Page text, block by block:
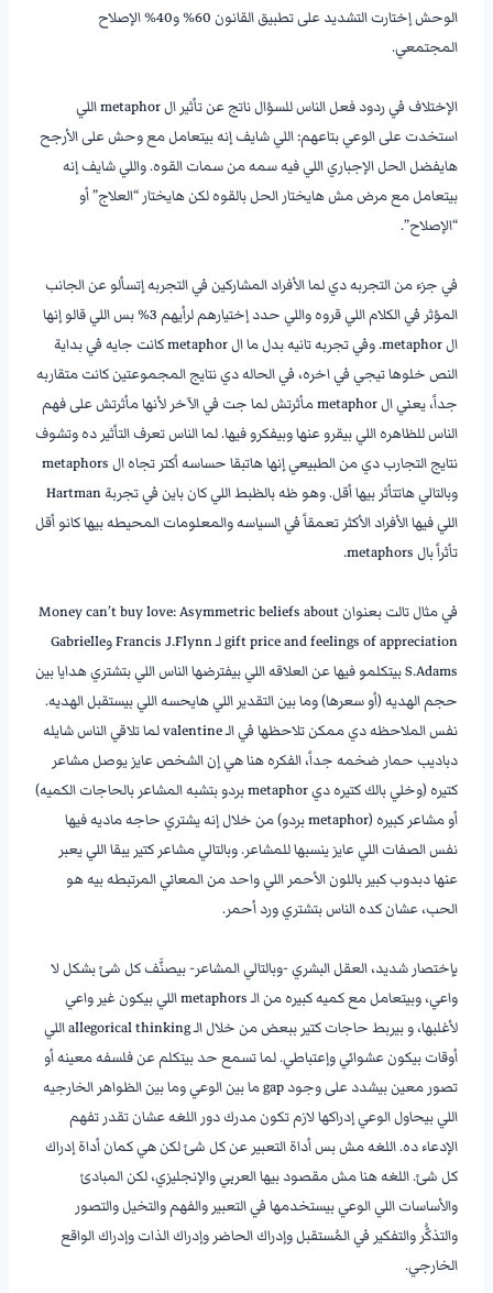
الوحش إختارت التشديد على تطبيق القانون 60% و40% الإصلاح
المجتمعي.
الإختلاف في ردود فعل الناس للسؤال ناتج عن تأثير ال metaphor اللي
استخدت على الوعي بتاعهم: اللي شايف إنه بيتعامل مع وحش على الأرجح
هايفضل الحل الإجباري اللي فيه سمه من سمات القوه. واللي شايف إنه
بيتعامل مع مرض مش هايختار الحل بالقوه لكن هايختار “العلاج” أو
“الإصلاح”.
في جزء من التجربه دي لما الأفراد المشاركين في التجربه إتسألو عن الجانب
المؤثر في الكلام اللي قروه واللي حدد إختيارهم لرأيهم 3% بس اللي قالو إنها
ال metaphor. وفي تجربه تانيه بدل ما ال metaphor كانت جايه في بداية
النص خلوها تيجي في اخره، في الحاله دي نتايج المجموعتين كانت متقاربه
جداً، يعني ال metaphor مأثرتش لما جت في الآخر لأنها مأثرتش على فهم
الناس للظاهره اللي بيقرو عنها وبيفكرو فيها. لما الناس تعرف التأثير ده وتشوف
نتايج التجارب دي من الطبيعي إنها هاتبقا حساسه أكتر تجاه ال metaphors
وبالتالي هاتتأثر بيها أقل. وهو ظه بالظبط اللي كان باين في تجربة Hartman
اللي فيها الأفراد الأكثر تعمقاً في السياسه والمعلومات المحيطه بيها كانو أقل
تأثراً بال metaphors.
في مثال تالت بعنوان Money can’t buy love: Asymmetric beliefs about
gift price and feelings of appreciation لـ Francis J.Flynn وGabrielle
S.Adams بيتكلمو فيها عن العلاقه اللي بيفترضها الناس اللي بتشتري هدايا بين
حجم الهديه (أو سعرها) وما بين التقدير اللي هايحسه اللي بيستقبل الهديه.
نفس الملاحظه دي ممكن تلاحظها في الـ valentine لما تلاقي الناس شايله
دباديب حمار ضخمه جداً، الفكره هنا هي إن الشخص عايز يوصل مشاعر
كتيره (وخلي بالك كتيره دي metaphor بردو بتشبه المشاعر بالحاجات الكميه)
أو مشاعر كبيره (metaphor بردو) من خلال إنه يشتري حاجه ماديه فيها
نفس الصفات اللي عايز ينسبها للمشاعر. وبالتالي مشاعر كتير يبقا اللي يعبر
عنها دبدوب كبير باللون الأحمر اللي واحد من المعاني المرتبطه بيه هو
الحب، عشان كده الناس بتشتري ورد أحمر.
بإختصار شديد، العقل البشري -وبالتالي المشاعر- بيصنَّف كل شئ بشكل لا
واعي، وبيتعامل مع كميه كبيره من الـ metaphors اللي بيكون غير واعي
لأغلبها، و بيربط حاجات كتير ببعض من خلال الـ allegorical thinking اللي
أوقات بيكون عشوائي وإعتباطي. لما تسمع حد بيتكلم عن فلسفه معينه أو
تصور معين بيشدد على وجود gap ما بين الوعي وما بين الظواهر الخارجيه
اللي بيحاول الوعي إدراكها لازم تكون مدرك دور اللغه عشان تقدر تفهم
الإدعاء ده. اللغه مش بس أداة التعبير عن كل شئ لكن هي كمان أداة إدراك
كل شئ. اللغه هنا مش مقصود بيها العربي والإنجليزي، لكن المبادئ
والأساسات اللي الوعي بيستخدمها في التعبير والفهم والتخيل والتصور
والتذكُّر والتفكير في المُستقبل وإدراك الحاضر وإدراك الذات وإدراك الواقع
الخارجي.